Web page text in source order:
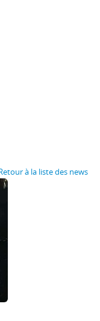
à la liste des news